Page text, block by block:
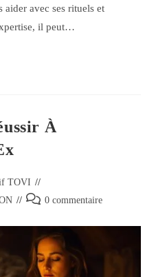
avec ses rituels et
il peut…
À
TOVI
0 commentaire